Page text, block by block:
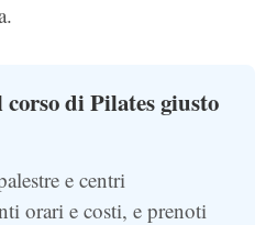
di Pilates giusto
e centri
orari e costi, e prenoti